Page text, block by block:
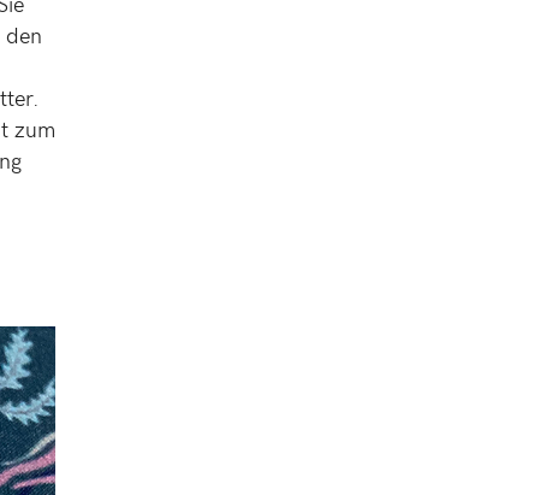
zum